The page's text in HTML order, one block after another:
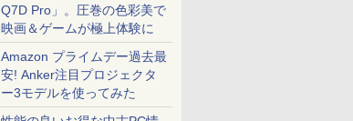
Q7D Pro」。圧巻の色彩美で
映画＆ゲームが極上体験に
Amazon プライムデー過去最
安! Anker注目プロジェクタ
ー3モデルを使ってみた